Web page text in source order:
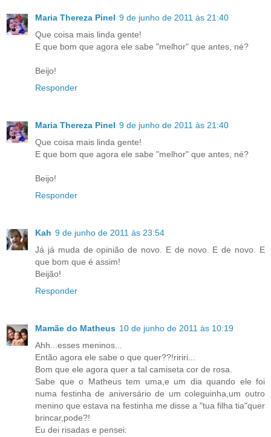
Maria Thereza Pinel 9 de junho de 2011 às 21:40
Que coisa mais linda gente!
E que bom que agora ele sabe "melhor" que antes, né?
Beijo!
Responder
Maria Thereza Pinel 9 de junho de 2011 às 21:40
Que coisa mais linda gente!
E que bom que agora ele sabe "melhor" que antes, né?
Beijo!
Responder
Kah 9 de junho de 2011 às 23:54
Já já muda de opinião de novo. E de novo. E de novo. E
que bom que é assim!
Beijão!
Responder
Mamãe do Matheus 10 de junho de 2011 às 10:19
Ahh...esses meninos...
Então agora ele sabe o que quer??!ririri...
Bom que ele agora quer a tal camiseta cor de rosa.
Sabe que o Matheus tem uma,e um dia quando ele foi
numa festinha de aniversário de um coleguinha,um outro
menino que estava na festinha me disse a "tua filha tia"quer
brincar,pode?!
Eu dei risadas e pensei: